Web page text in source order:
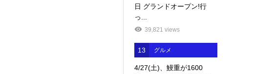
日 グランドオープン!行
っ...
39,821 views
13 グルメ
4/27(土)、鰻重が1600